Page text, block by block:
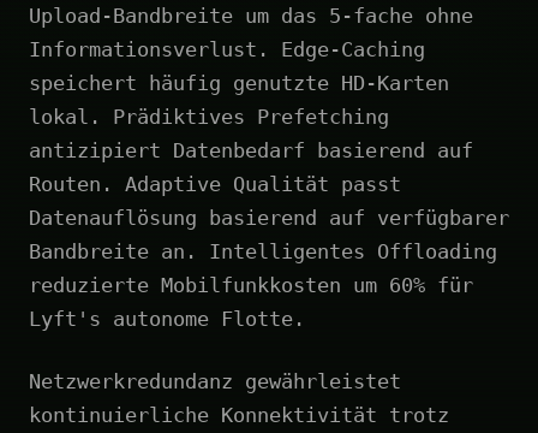
Upload-Bandbreite um das 5-fache ohne
Informationsverlust. Edge-Caching
speichert häufig genutzte HD-Karten
lokal. Prädiktives Prefetching
antizipiert Datenbedarf basierend auf
Routen. Adaptive Qualität passt
Datenauflösung basierend auf verfügbarer
Bandbreite an. Intelligentes Offloading
reduzierte Mobilfunkkosten um 60% für
Lyft's autonome Flotte.
Netzwerkredundanz gewährleistet
kontinuierliche Konnektivität trotz